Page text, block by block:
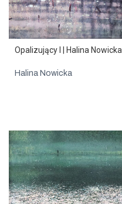
Opalizujący I | Halina Nowicka
Halina Nowicka